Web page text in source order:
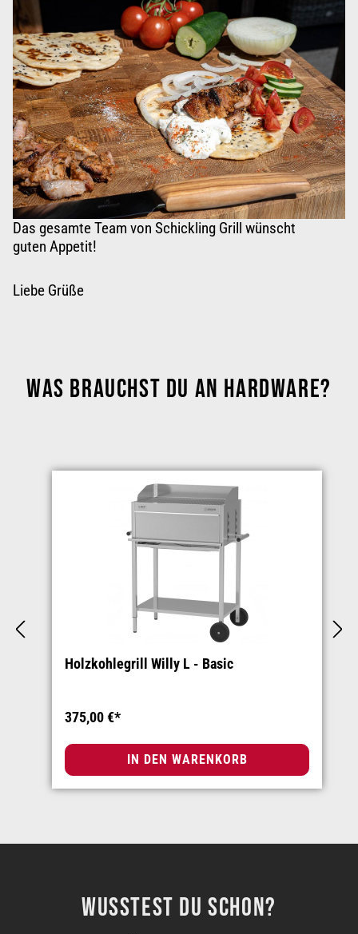
Das gesamte Team von Schickling Grill wünscht
guten Appetit!
Liebe Grüße
WAS BRAUCHST DU AN HARDWARE?
Holzkohlegrill Willy L - Basic
375,00 €*
IN DEN WARENKORB
WUSSTEST DU SCHON?